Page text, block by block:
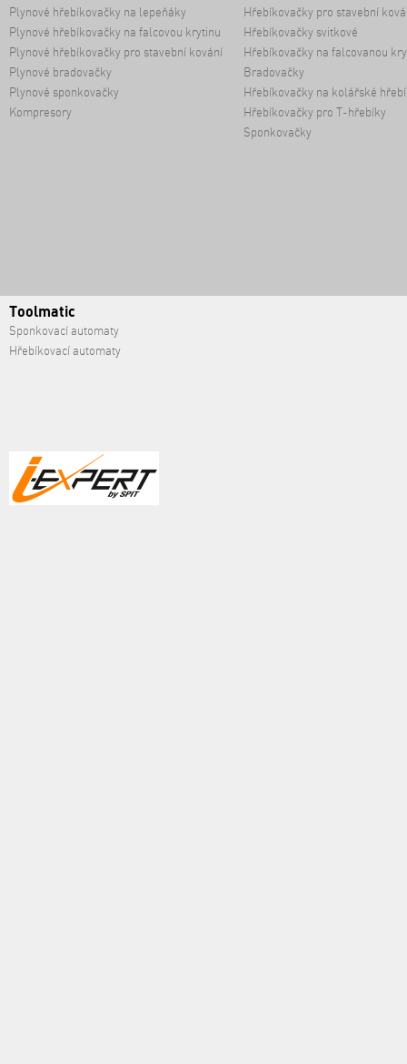
Plynové hřebíkovačky na lepeňáky
Plynové hřebíkovačky na falcovou krytinu
Plynové hřebíkovačky pro stavební kování
Plynové bradovačky
Plynové sponkovačky
Kompresory
Hřebíkovačky pro stavební
Hřebíkovačky svitkové
Hřebíkovačky na falcovanou
Bradovačky
Hřebíkovačky na kolářské
Hřebíkovačky pro T-hřebíky
Sponkovačky
Toolmatic
Sponkovací automaty
Hřebíkovací automaty